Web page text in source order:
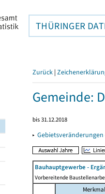
THÜRINGER
Zurück |
Gemeinde:
bis 31.12.2018
▸
Bauhauptgewerbe -
Vorbereitende
Merkmal